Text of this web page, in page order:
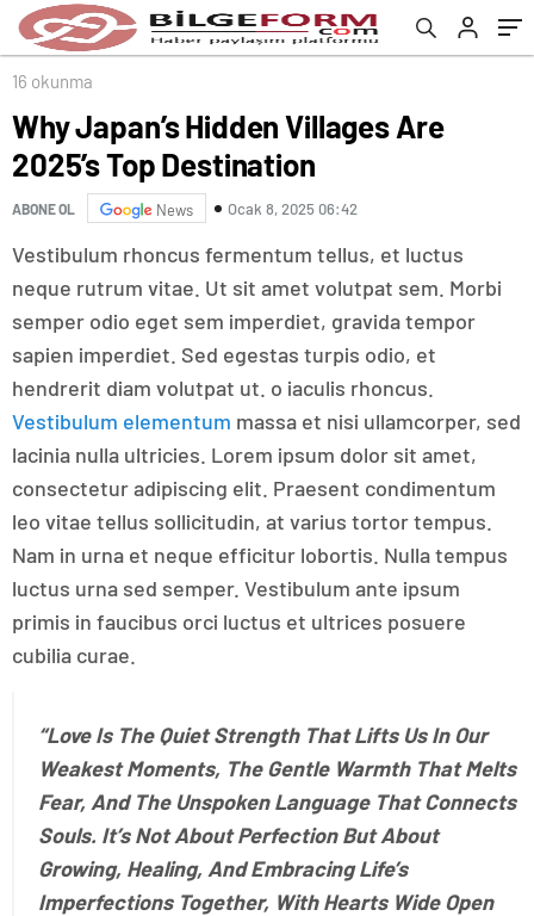
16 okunma
Why Japan’s Hidden Villages Are
2025’s Top Destination
ABONE OL News Ocak 8, 2025 06:42
Vestibulum rhoncus fermentum tellus, et luctus
neque rutrum vitae. Ut sit amet volutpat sem. Morbi
semper odio eget sem imperdiet, gravida tempor
sapien imperdiet. Sed egestas turpis odio, et
hendrerit diam volutpat ut. o iaculis rhoncus.
Vestibulum elementum massa et nisi ullamcorper, sed
lacinia nulla ultricies. Lorem ipsum dolor sit amet,
consectetur adipiscing elit. Praesent condimentum
leo vitae tellus sollicitudin, at varius tortor tempus.
Nam in urna et neque efficitur lobortis. Nulla tempus
luctus urna sed semper. Vestibulum ante ipsum
primis in faucibus orci luctus et ultrices posuere
cubilia curae.
“Love Is The Quiet Strength That Lifts Us In Our
Weakest Moments, The Gentle Warmth That Melts
Fear, And The Unspoken Language That Connects
Souls. It’s Not About Perfection But About
Growing, Healing, And Embracing Life’s
Imperfections Together, With Hearts Wide Open